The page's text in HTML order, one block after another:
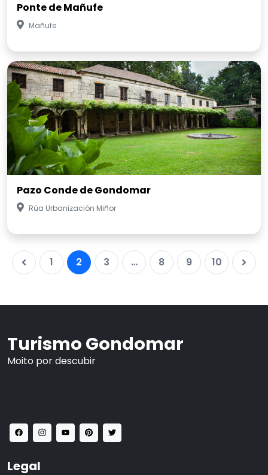
Ponte de Mañufe
Mañufe
Pazo Conde de Gondomar
Rúa Urbanización Miñor
1 2 3 … 8 9 10
Turismo Gondomar
Moito por descubir
Legal